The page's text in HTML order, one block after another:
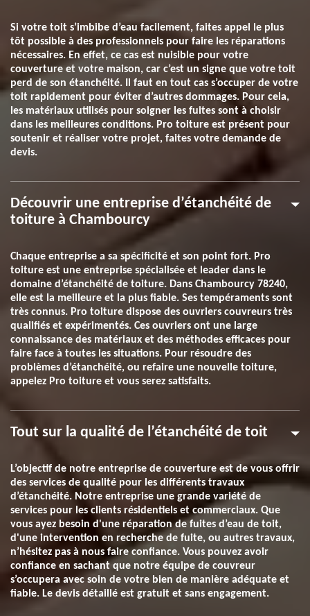
Si votre toit s’imbibe d’eau facilement, faites appel le plus
tôt possible à des professionnels pour faire les réparations
nécessaires. En effet, ce cas est nuisible pour votre
couverture et votre maison, car c’est un signe que votre toit
perd de son étanchéité. Il faut en tout cas s’occuper de votre
toit rapidement pour éviter d’autres dommages. Pour cela,
les matériaux utilisés pour soigner les fuites sont à choisir
dans les meilleures conditions. Pro toiture est présent pour
soutenir et réaliser votre projet, faites votre demande de
devis.
Découvrir une entreprise d’étanchéité de
toiture à Chambourcy
Chaque entreprise a sa spécificité et son point fort. Pro
toiture est une entreprise spécialisée et leader dans le
domaine d’étanchéité de toiture. Dans Chambourcy 78240,
elle est la meilleure et la plus fiable. Ses tempéraments sont
très connus. Pro toiture dispose des ouvriers couvreurs très
qualifiés et expérimentés. Ces ouvriers ont une large
connaissance des matériaux et des méthodes efficaces pour
faire face à toutes les situations. Pour résoudre des
problèmes d’étanchéité, ou refaire une nouvelle toiture,
appelez Pro toiture et vous serez satisfaits.
Tout sur la qualité de l’étanchéité de toit
L’objectif de notre entreprise de couverture est de vous offrir
des services de qualité pour les différents travaux
d’étanchéité. Notre entreprise une grande variété de
services pour les clients résidentiels et commerciaux. Que
vous ayez besoin d'une réparation de fuites d’eau de toit,
d'une intervention en recherche de fuite, ou autres travaux,
n’hésitez pas à nous faire confiance. Vous pouvez avoir
confiance en sachant que notre équipe de couvreur
s’occupera avec soin de votre bien de manière adéquate et
fiable. Le devis détaillé est gratuit et sans engagement.